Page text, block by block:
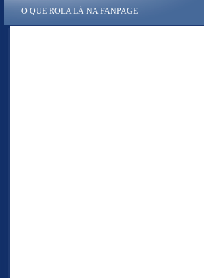
O QUE ROLA LÁ NA FANPAGE